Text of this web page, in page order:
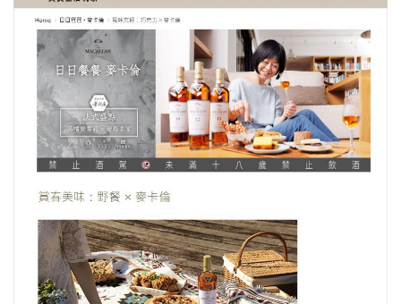
影音區
創意出版服務
歷史區
關於Yilan
個人著作
活動實況記錄
媒體報導一覽
合作與代言